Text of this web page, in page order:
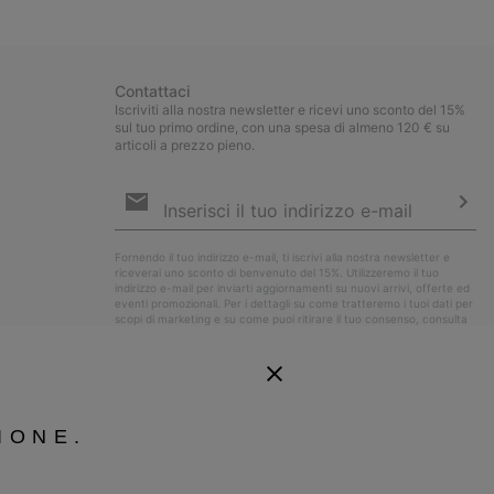
Contattaci
Iscriviti alla nostra newsletter e ricevi uno sconto del 15%
sul tuo primo ordine, con una spesa di almeno 120 € su
articoli a prezzo pieno.
e-
Fornendo il tuo indirizzo e-mail, ti iscrivi alla nostra newsletter e
riceverai uno sconto di benvenuto del 15%. Utilizzeremo il tuo
indirizzo e-mail per inviarti aggiornamenti su nuovi arrivi, offerte ed
eventi promozionali. Per i dettagli su come tratteremo i tuoi dati per
scopi di marketing e su come puoi ritirare il tuo consenso, consulta